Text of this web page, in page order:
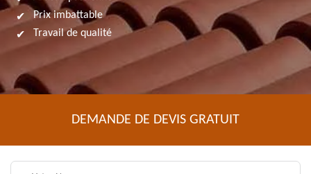
Prix imbattable
Travail de qualité
DEMANDE DE DEVIS GRATUIT